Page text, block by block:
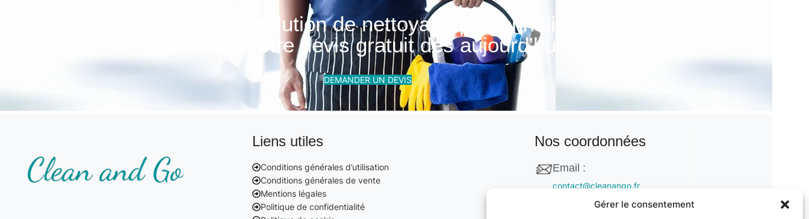
Gérer le consentement
Besoin d'une solution de nettoyage personnalisée ?
Obtenez votre devis gratuit dès aujourd'hui !
DEMANDER UN DEVIS
Liens utiles
Conditions générales d’utilisation
Conditions générales de vente
Mentions légales
Politique de confidentialité
Nos coordonnées
Email :
contact@cleanango.fr
Adresse :